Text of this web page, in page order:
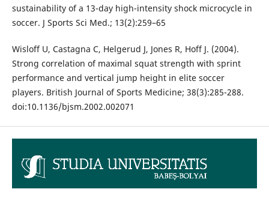
sustainability of a 13-day high-intensity shock microcycle in
soccer. J Sports Sci Med.; 13(2):259–65
Wisloff U, Castagna C, Helgerud J, Jones R, Hoff J. (2004).
Strong correlation of maximal squat strength with sprint
performance and vertical jump height in elite soccer
players. British Journal of Sports Medicine; 38(3):285-288.
doi:10.1136/bjsm.2002.002071